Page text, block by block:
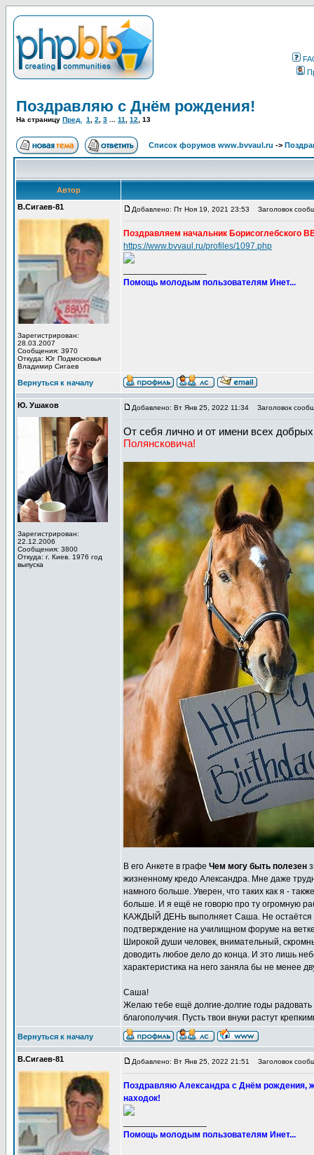
Поздравляю с Днём рождения!
На страницу Пред. 1 2 3 11 12 13
Список форумов www.bvvaul.ru ->
Автор
В.Сигаев-81
Зарегистрирован:
28.03.2007
Сообщения: 3970
Откуда: Юг Подмосковья
Владимир Сигаев
Добавлено: Пт Ноя 19, 2021 23:53 Заголовок
Поздравляем начальник Борисоглебского
https://www.bvvaul.ru/profiles/1097.php
Помощь молодым пользователям Инет...
Вернуться к началу
Ю. Ушаков
Зарегистрирован:
22.12.2006
Сообщения: 3800
Откуда: г. Киев. 1976 год
выпуска
Добавлено: Вт Янв 25, 2022 11:34 Заголовок
От себя лично и от имени всех
Полянсковича!
В его Анкете в графе Чем могу быть полезен
жизненному кредо Александра. Мне даже
намного больше. Уверен, что таких как я -
больше. И я ещё не говорю про ту огромную
КАЖДЫЙ ДЕНЬ выполняет Саша. Не остаётся
подтверждение на училищном форуме на
Широкой души человек, внимательный,
доводить любое дело до конца. И это лишь
характеристика на него заняла бы не менее
Саша!
Желаю тебе ещё долгие-долгие годы
благополучия. Пусть твои внуки растут
Вернуться к началу
В.Сигаев-81 Добавлено: Вт Янв 25, 2022 21:51 Заголовок
Поздравляю Александра с Днём рождения,
находок!
Помощь молодым пользователям Инет...